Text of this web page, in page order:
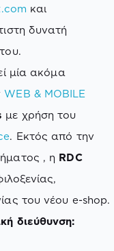
και
δυνατή
μία ακόμα
WEB & MOBILE
με χρήση του
. Εκτός από την
, η RDC
του νέου e-shop.
διεύθυνση: